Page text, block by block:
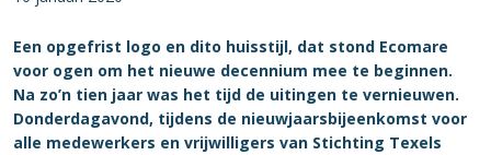
Een opgefrist logo en dito huisstijl, dat stond Ecomare
voor ogen om het nieuwe decennium mee te beginnen.
Na zo’n tien jaar was het tijd de uitingen te vernieuwen.
Donderdagavond, tijdens de nieuwjaarsbijeenkomst voor
alle medewerkers en vrijwilligers van Stichting Texels